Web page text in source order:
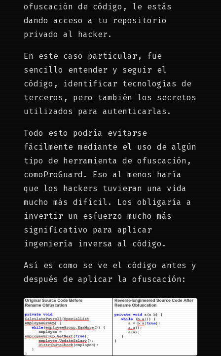
ofuscación de código, le estás
dando acceso a tu repositorio
privado al hacker.
En este caso particular, fue
sencillo entender y seguir el
código, identificar tecnologías de
terceros, pero también los secretos
utilizados para autenticarlas.
Todo esto podría evitarse
fácilmente mediante el uso de algún
tipo de herramienta de ofuscación,
comoProGuard. Eso al menos haría
que los hackers tuvieran una vida
mucho más difícil. Los obligaría a
invertir un esfuerzo mucho más
significativo para aplicar
ingeniería inversa al código.
Así es como se ve el código antes y
después de aplicar la ofuscación: